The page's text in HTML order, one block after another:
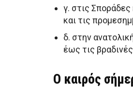
γ. στις
και τις
δ. στην
έως τις
Ο καιρός